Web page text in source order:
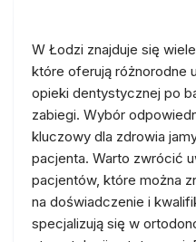
W Łodzi znajduje się
które oferują różnorodne
opieki dentystycznej po
zabiegi. Wybór
kluczowy dla zdrowia
pacjenta. Warto zwrócić
pacjentów, które można
na doświadczenie i
specjalizują się w